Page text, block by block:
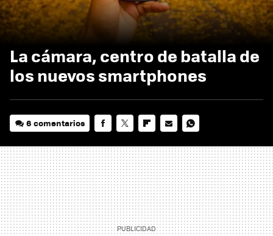
La cámara, centro de batalla de
los nuevos smartphones
6 comentarios
MAIL